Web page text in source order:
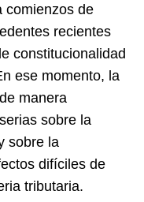
comienzos de
recientes
constitucionalidad
ese momento, la
manera
sobre la
sobre la
difíciles de
tributaria.